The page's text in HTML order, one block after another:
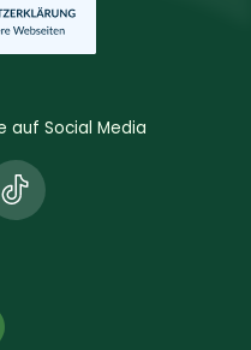
auf Social Media